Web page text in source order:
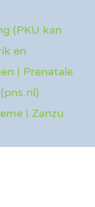
(PKU kan
en
| Prenatale
| Zanzu